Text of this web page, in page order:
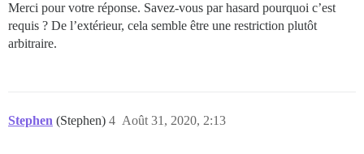
Merci pour votre réponse. Savez-vous par hasard pourquoi c’est
requis ? De l’extérieur, cela semble être une restriction plutôt
arbitraire.
Stephen (Stephen) Août 31, 2020, 2:13
4